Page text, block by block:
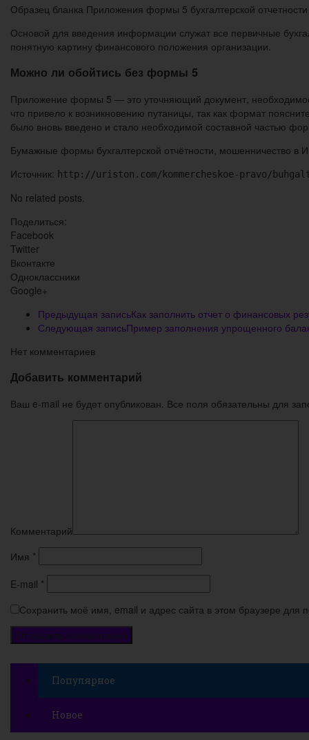
Образец бланка Приложения формы 5 бухгалтерской отчетности
Основой для введения информации служат все первичные
понятную картину финансового положения организации.
Можно ли обойтись без формы 5
Приложение формы 5 — это уточняющий документ,
что привело к возникновению путаницы, так как формат
было вновь введено и стало необходимой составной частью
Бумажные формы бухгалтерской отчётности, мошенничество
Источник: http://uriston.com/kommercheskoe-pravo/
No related posts.
Поделиться:
Facebook
Twitter
Вконтакте
Одноклассники
Google+
Предыдущая записьКак заполнить отчет о финансовых
Следующая записьПример заполнения упрощенного
Нет комментариев
Добавить комментарий
Ваш e-mail не будет опубликован. Все поля обязательны для
Комментарий
Имя *
E-mail *
Сохранить моё имя, email и адрес сайта в этом браузере
Популярное
Новое